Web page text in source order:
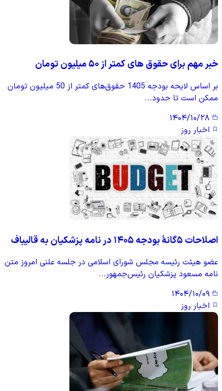
خبر مهم برای حقوق های کمتر از ۵۰ میلیون تومان
بر اساس لایحه بودجه 1405 حقوق‌های کمتر از 50 میلیون تومان
ممکن است تا حدود...
۱۴۰۴/۱۰/۲۸
اخبار روز
اصلاحات ۵گانۀ بودجه ۱۴۰۵ در نامه پزشکیان به قالیباف
عضو هیئت رئیسه مجلس شورای اسلامی در جلسه علنی امروز متن
نامه مسعود پزشکیان رئیس‌جمهور...
۱۴۰۴/۱۰/۰۹
اخبار روز